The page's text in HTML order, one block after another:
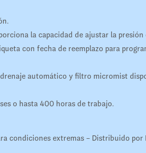
la capacidad de ajustar la presión
con fecha de reemplazo para
automático y filtro micromist
o hasta 400 horas de trabajo.
condiciones extremas – Distribuido por